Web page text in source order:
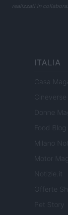
realizzati in
ITALIA
Casa
Donne
Food Blog
Milano
Motor
Notizie.it
Offerte